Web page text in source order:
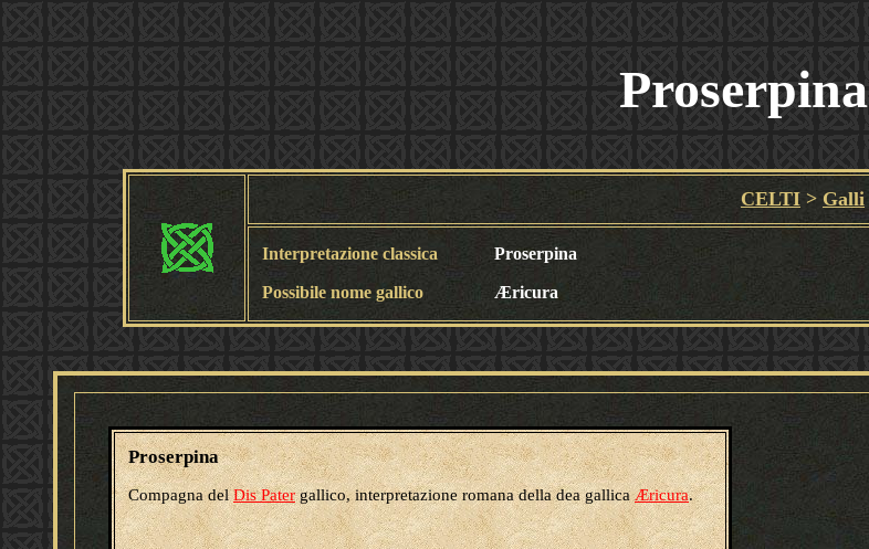
Proserpina
CELTI > Galli
Interpretazione classica Proserpina
Possibile nome gallico Æricura
Proserpina
Compagna delDis Patergallico, interpretazione romana della dea gallicaÆricura.